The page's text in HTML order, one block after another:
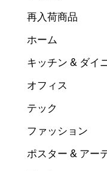
再入荷商品
ホーム
キッチン & ダイ
オフィス
テック
ファッション
ポスター & アー